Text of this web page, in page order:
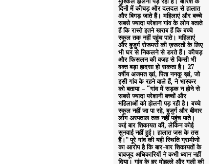
दिनों में कीचड़ और दलदल से हालात
और बिगड़ जाते हैं। महिलाएं और बच्चे
सबसे ज्यादा परेशान गांव के लोग बताते
हैं कि रास्ते इतने खराब हैं कि बच्चे
स्कूल तक नहीं पहुंच पाते। महिलाएं
और बुजुर्ग रोजमर्रा की ज़रूरतों के लिए
भी घर से निकलने से डरते हैं। कीचड़
और फिसलन की वजह से किसी भी
वक्त बड़ा हादसा हो सकता है। 27
वर्षीय अजमत ख़ां, पिता ननकू ख़ां, जो
इसी गांव के रहने वाले हैं, ने भास्कर
को बताया – “गांव में सड़क न होने से
सबसे ज्यादा परेशानी बच्चों और
महिलाओं को झेलनी पड़ रही है। बच्चे
स्कूल नहीं जा पा रहे, बुजुर्ग और बीमार
लोग अस्पताल तक नहीं पहुंच पाते।
कई बार शिकायत की, लेकिन कोई
सुनवाई नहीं हुई। हालात जस के तस
हैं।” पूरे गांव की यही स्थिति ग्रामीणों
का आरोप है कि बार-बार शिकायतों के
बावजूद अधिकारियों ने कभी ध्यान नहीं
दिया। गांव के हर मोहल्ले और गली की